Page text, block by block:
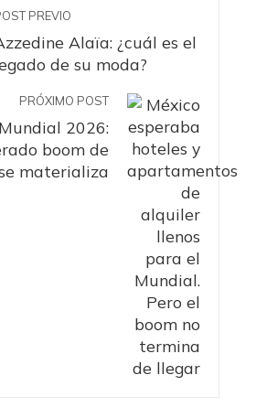
PREVIO
Alaïa: ¿cuál es el
de su moda?
PRÓXIMO POST
2026:
boom de
materializa